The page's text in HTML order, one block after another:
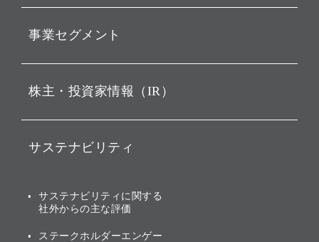
動画配信
経営理念
ビジョン
戦略
バリュー
ソフトバンクグループの歩
[AI] What dreams are made
事業セグメント
ソフトバンク・ビジョン・
その他
グループ企業一覧
株主・投資家情報（IR）
IRカレンダー
業績・財務
アニュアルレポート
サステナビリティ
トップメッセージ
サステナビリティの考え方
サステナビリティに関する
社外からの主な評価
ステークホルダーエンゲー